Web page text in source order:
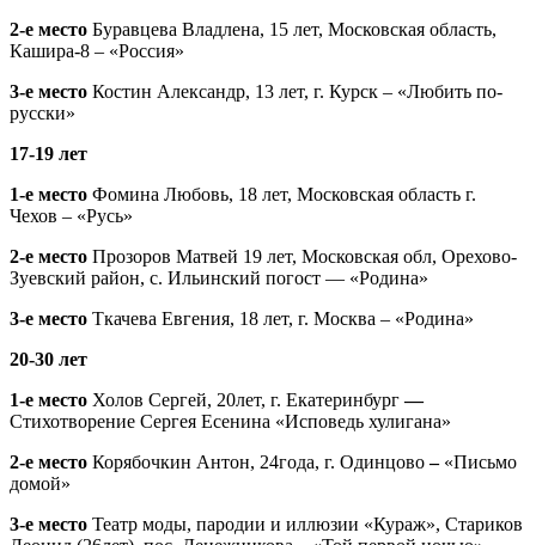
2-е место Буравцева Владлена, 15 лет, Московская область,
Кашира-8 – «Россия»
3-е место Костин Александр, 13 лет, г. Курск – «Любить по-
русски»
17-19 лет
1-е место Фомина Любовь, 18 лет, Московская область г.
Чехов – «Русь»
2-е место Прозоров Матвей 19 лет, Московская обл, Орехово-
Зуевский район, с. Ильинский погост — «Родина»
3-е место Ткачева Евгения, 18 лет, г. Москва – «Родина»
20-30 лет
1-е место Холов Сергей, 20лет, г. Екатеринбург—
Стихотворение Сергея Есенина «Исповедь хулигана»
2-е место Корябочкин Антон, 24года, г. Одинцово– «Письмо
домой»
3-е место Театр моды, пародии и иллюзии «Кураж», Стариков